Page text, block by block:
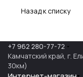
Назад к списку
+7 962 280-77-72
Камчатский край, г.
30км)